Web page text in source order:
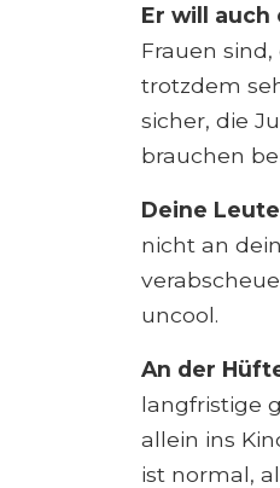
Er will auch
Frauen
trotzdem
sicher, die
brauchen
Deine
nicht an
uncool.
An der
langfristige
allein ins
ist normal,